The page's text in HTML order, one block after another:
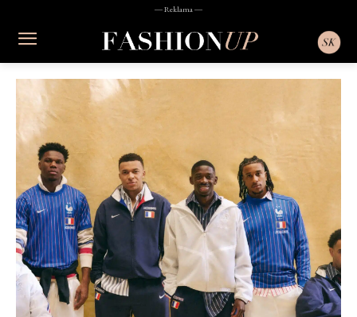
― Reklama ―